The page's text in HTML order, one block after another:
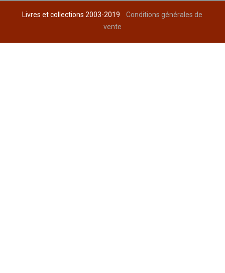
Livres et collections 2003-2019Conditions générales de
vente